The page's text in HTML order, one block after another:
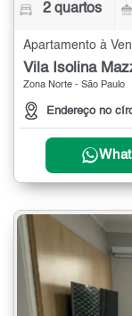
2 quartos
Vila Isolina
Zona Norte - São Paulo
Endereço no